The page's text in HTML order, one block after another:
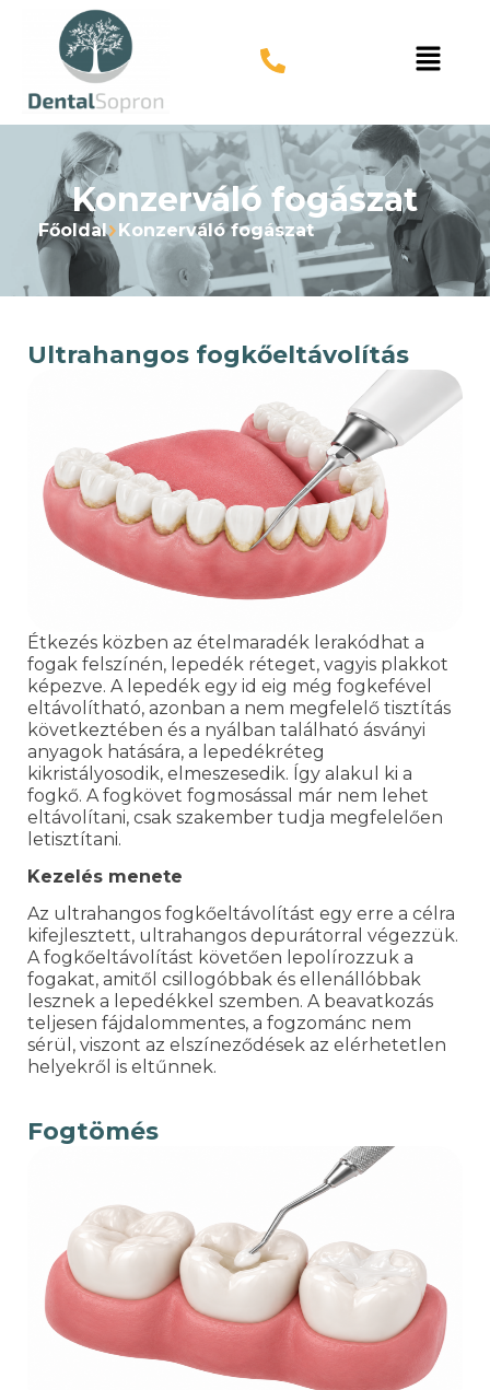
Konzerváló fogászat
Főoldal Konzerváló fogászat
Ultrahangos fogkőeltávolítás
Étkezés közben az ételmaradék lerakódhat a
fogak felszínén, lepedék réteget, vagyis plakkot
képezve. A lepedék egy id eig még fogkefével
eltávolítható, azonban a nem megfelelő tisztítás
következtében és a nyálban található ásványi
anyagok hatására, a lepedékréteg
kikristályosodik, elmeszesedik. Így alakul ki a
fogkő. A fogkövet fogmosással már nem lehet
eltávolítani, csak szakember tudja megfelelően
letisztítani.
Kezelés menete
Az ultrahangos fogkőeltávolítást egy erre a célra
kifejlesztett, ultrahangos depurátorral végezzük.
A fogkőeltávolítást követően lepolírozzuk a
fogakat, amitől csillogóbbak és ellenállóbbak
lesznek a lepedékkel szemben. A beavatkozás
teljesen fájdalommentes, a fogzománc nem
sérül, viszont az elszíneződések az elérhetetlen
helyekről is eltűnnek.
Fogtömés